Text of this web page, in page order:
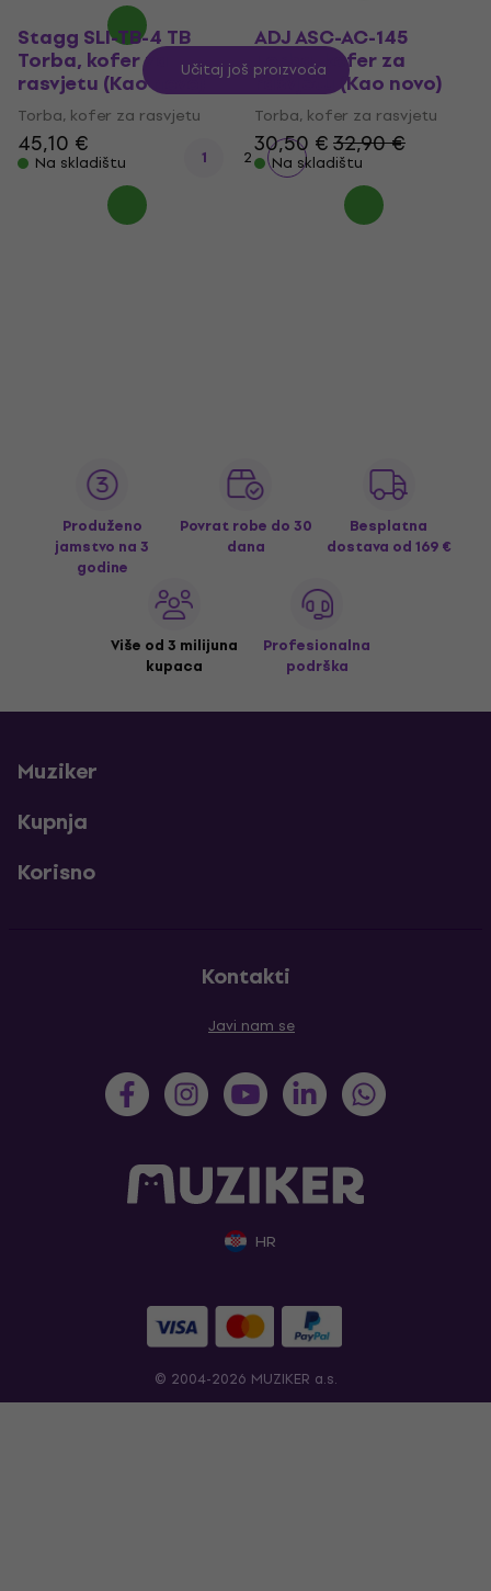
Stagg SLI-TB-4 TB
Torba, kofer za
rasvjetu (Kao novo)
Torba, kofer za rasvjetu
45,10 €
Na skladištu
ADJ ASC-AC-145
Torba, kofer za
rasvjetu (Kao novo)
Torba, kofer za rasvjetu
30,50 €32,90 €
Na skladištu
Učitaj još proizvoda
1 2
Produženo
jamstvo na 3
godine
Povrat robe do 30
dana
Besplatna
dostava od 169 €
Više od 3 milijuna
kupaca
Profesionalna
podrška
Muziker
Kupnja
Korisno
Kontakti
Javi nam se
HR
© 2004-2026 MUZIKER a.s.